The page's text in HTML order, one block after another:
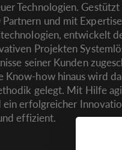
Technologien. Gestützt
und mit
entwickelt
Projekten
seiner Kunden
Know-how hinaus wird
gelegt. Mit Hilfe
erfolgreicher
effizient.